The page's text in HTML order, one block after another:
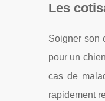
Les
Soigner son
pour un
cas de
rapidement